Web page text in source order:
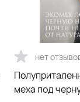
нет
меха под